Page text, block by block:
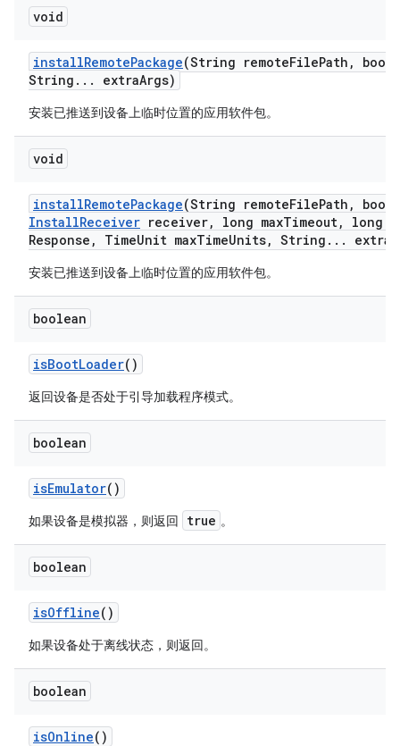
void
installRemotePackage(String remoteFilePath ,
String . . . extraArgs)
安装已推送到设备上临时位置的应用软件包。
void
installRemotePackage(String remoteFilePath ,
InstallReceiver receiver, long maxTimeout,
long
Response , TimeUnit maxTimeUnits, String . . . extra
安装已推送到设备上临时位置的应用软件包。
boolean
isBootLoader()
返回设备是否处于引导加载程序模式。
boolean
isEmulator()
如果设备是模拟器，则返回 true 。
boolean
isOffline()
如果设备处于离线状态，则返回。
boolean
isOnline()